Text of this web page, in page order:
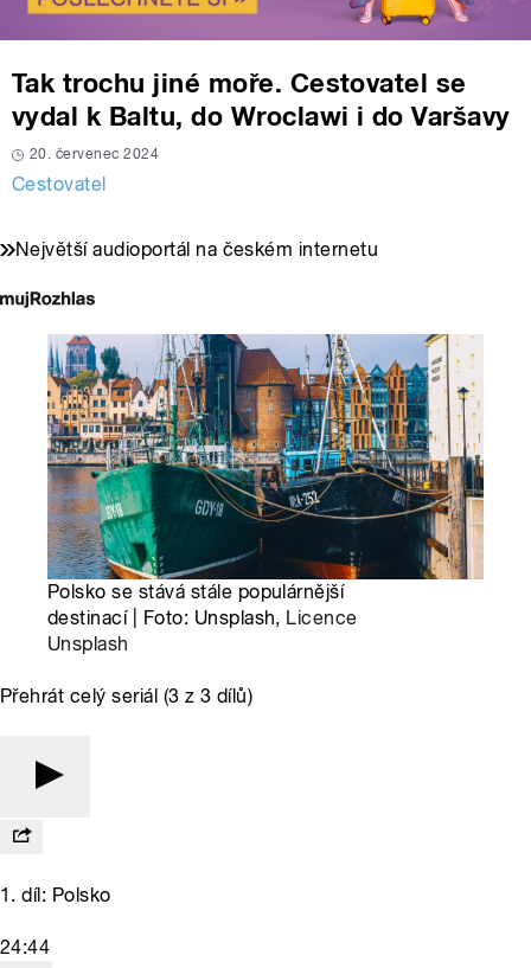
Tak trochu jiné moře. Cestovatel se
vydal k Baltu, do Wroclawi i do Varšavy
20. červenec 2024
Cestovatel
Největší audioportál na českém internetu
Polsko se stává stále populárnější
destinací | Foto: Unsplash, Licence
Unsplash
Přehrát celý seriál (3 z 3 dílů)
1. díl: Polsko
24:44